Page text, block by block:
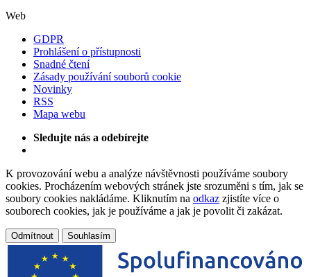
Web
GDPR
Prohlášení o přístupnosti
Snadné čtení
Zásady používání souborů cookie
Novinky
RSS
Mapa webu
Sledujte nás a odebírejte
K provozování webu a analýze návštěvnosti používáme soubory
cookies. Procházením webových stránek jste srozuměni s tím, jak se
soubory cookies nakládáme. Kliknutím na odkaz zjistíte více o
souborech cookies, jak je používáme a jak je povolit či zakázat.
Odmítnout Souhlasím